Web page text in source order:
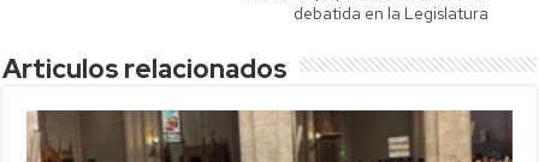
debatida en la Legislatura
Articulos relacionados